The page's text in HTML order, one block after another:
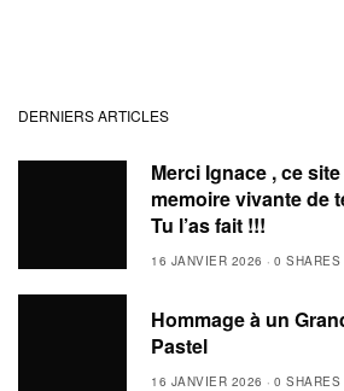
DERNIERS ARTICLES
Merci Ignace , ce
memoire vivante de
Tu l’as fait !!!
16 JANVIER 2026 0 SHARES
Hommage à un
Pastel
16 JANVIER 2026 0 SHARES